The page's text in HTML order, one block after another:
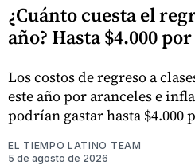
¿Cuánto cuesta el
año? Hasta $4.000
Los costos de regreso a
este año por aranceles e
podrían gastar hasta $4.000
EL TIEMPO LATINO TEAM
5 de agosto de 2026